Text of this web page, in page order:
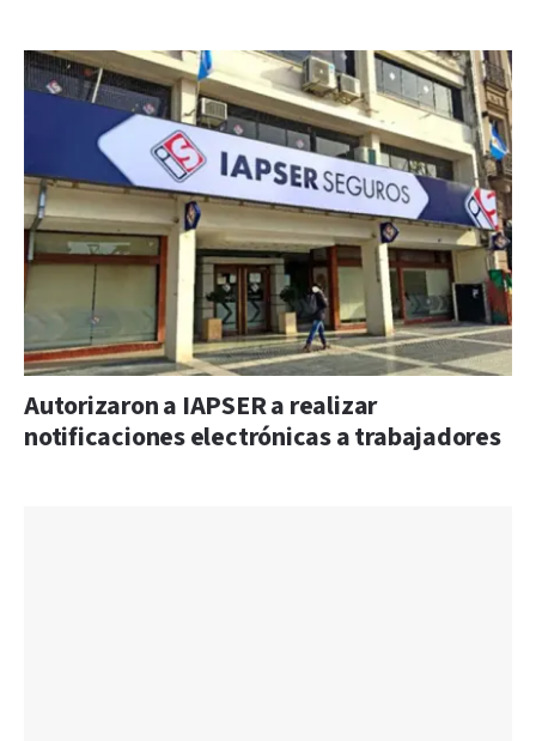
Autorizaron a IAPSER a realizar
notificaciones electrónicas a trabajadores